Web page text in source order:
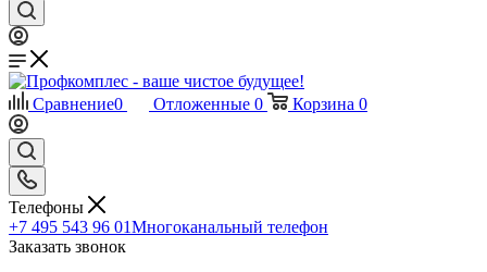
Сравнение0 Отложенные 0 Корзина 0
Телефоны
+7 495 543 96 01Многоканальный телефон
Заказать звонок